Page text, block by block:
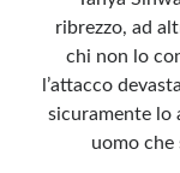
ribrezzo, ad
chi non lo
l’attacco
sicuramente lo
uomo che